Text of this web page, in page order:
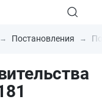
Постановления